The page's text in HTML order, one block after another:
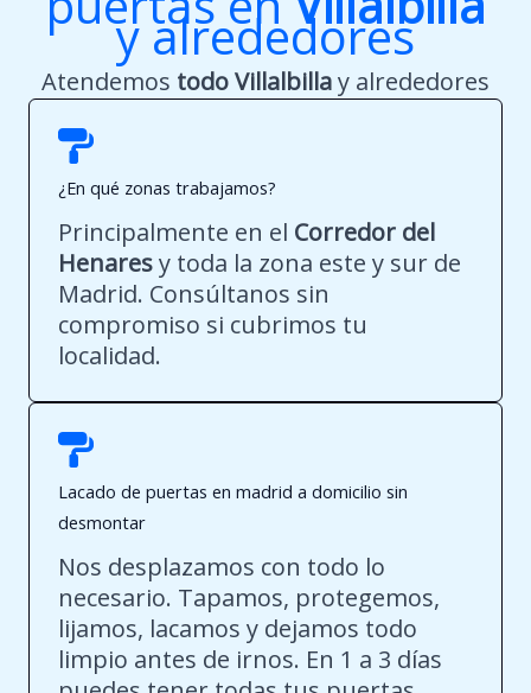
y alrededores
Atendemos todoVillalbillay alrededores
¿En qué zonas trabajamos?
Principalmente en el Corredor del
Henaresy toda la zona este y sur de
Madrid. Consúltanos sin
compromiso si cubrimos tu
localidad.
Lacado de puertas en madrid a domicilio sin
desmontar
Nos desplazamos con todo lo
necesario. Tapamos, protegemos,
lijamos, lacamos y dejamos todo
limpio antes de irnos. En 1 a 3 días